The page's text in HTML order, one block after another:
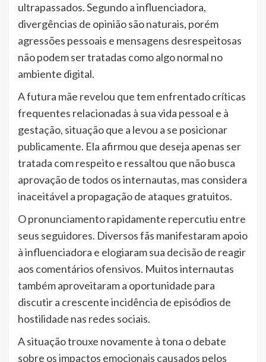
ultrapassados. Segundo a influenciadora,
divergências de opinião são naturais, porém
agressões pessoais e mensagens desrespeitosas
não podem ser tratadas como algo normal no
ambiente digital.
A futura mãe revelou que tem enfrentado críticas
frequentes relacionadas à sua vida pessoal e à
gestação, situação que a levou a se posicionar
publicamente. Ela afirmou que deseja apenas ser
tratada com respeito e ressaltou que não busca
aprovação de todos os internautas, mas considera
inaceitável a propagação de ataques gratuitos.
O pronunciamento rapidamente repercutiu entre
seus seguidores. Diversos fãs manifestaram apoio
à influenciadora e elogiaram sua decisão de reagir
aos comentários ofensivos. Muitos internautas
também aproveitaram a oportunidade para
discutir a crescente incidência de episódios de
hostilidade nas redes sociais.
A situação trouxe novamente à tona o debate
sobre os impactos emocionais causados pelos